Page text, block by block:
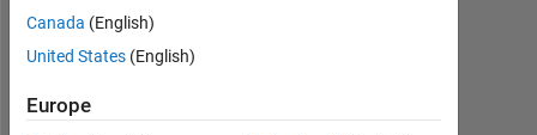
Followers:
0
Canada (English)
United States (English)
Europe